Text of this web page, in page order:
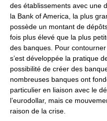
des établissements avec une
la Bank of America, la plus
possède un montant de
fois plus élevé que la plus
des banques. Pour
s’est développée la pratique
possibilité de créer des
nombreuses banques ont
particulier en liaison avec le
l’eurodollar, mais ce
raison de la crise.